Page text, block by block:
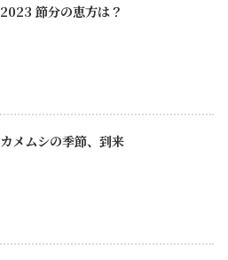
2023 節分の恵方は？
カメムシの季節、到来